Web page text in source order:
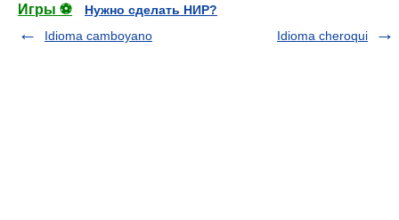
Игры ⚽
Нужно сделать НИР?
Idioma camboyano
Idioma cheroqui